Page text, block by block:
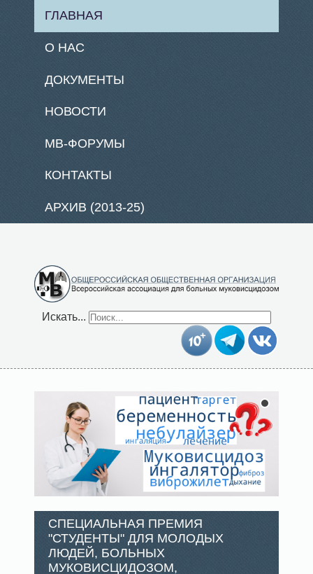
ГЛАВНАЯ
О НАС
ДОКУМЕНТЫ
НОВОСТИ
МВ-ФОРУМЫ
КОНТАКТЫ
АРХИВ (2013-25)
Искать...
СПЕЦИАЛЬНАЯ ПРЕМИЯ
"СТУДЕНТЫ" ДЛЯ МОЛОДЫХ
ЛЮДЕЙ, БОЛЬНЫХ
МУКОВИСЦИДОЗОМ,